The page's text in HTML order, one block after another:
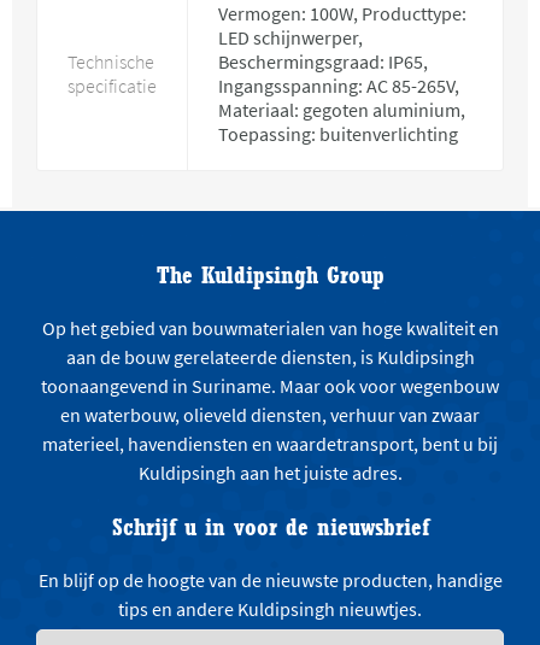
Technische
specificatie
Vermogen: 100W, Producttype:
LED schijnwerper,
Beschermingsgraad: IP65,
Ingangsspanning: AC 85-265V,
Materiaal: gegoten aluminium,
Toepassing: buitenverlichting
The Kuldipsingh Group
Op het gebied van bouwmaterialen van hoge kwaliteit en
aan de bouw gerelateerde diensten, is Kuldipsingh
toonaangevend in Suriname. Maar ook voor wegenbouw
en waterbouw, olieveld diensten, verhuur van zwaar
materieel, havendiensten en waardetransport, bent u bij
Kuldipsingh aan het juiste adres.
Schrijf u in voor de nieuwsbrief
En blijf op de hoogte van de nieuwste producten, handige
tips en andere Kuldipsingh nieuwtjes.